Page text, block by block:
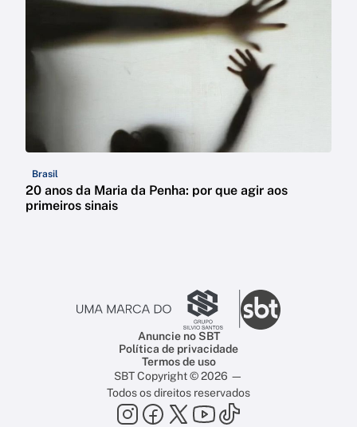
Brasil
20 anos da Maria da Penha: por que agir aos
primeiros sinais
Anuncie no SBT
Política de privacidade
Termos de uso
SBT Copyright © 2026 —
Todos os direitos reservados